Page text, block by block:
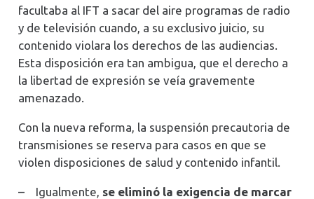
facultaba al IFT a sacar del aire programas de radio
y de televisión cuando, a su exclusivo juicio, su
contenido violara los derechos de las audiencias.
Esta disposición era tan ambigua, que el derecho a
la libertad de expresión se veía gravemente
amenazado.
Con la nueva reforma, la suspensión precautoria de
transmisiones se reserva para casos en que se
violen disposiciones de salud y contenido infantil.
– Igualmente, se eliminó la exigencia de marcar